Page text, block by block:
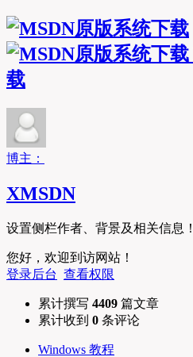
载
博主：
XMSDN
设置侧栏作者、背景及相关信息！
您好，欢迎到访网站！
登录后台 查看权限
累计撰写 4409 篇文章
累计收到 0 条评论
Windows 教程